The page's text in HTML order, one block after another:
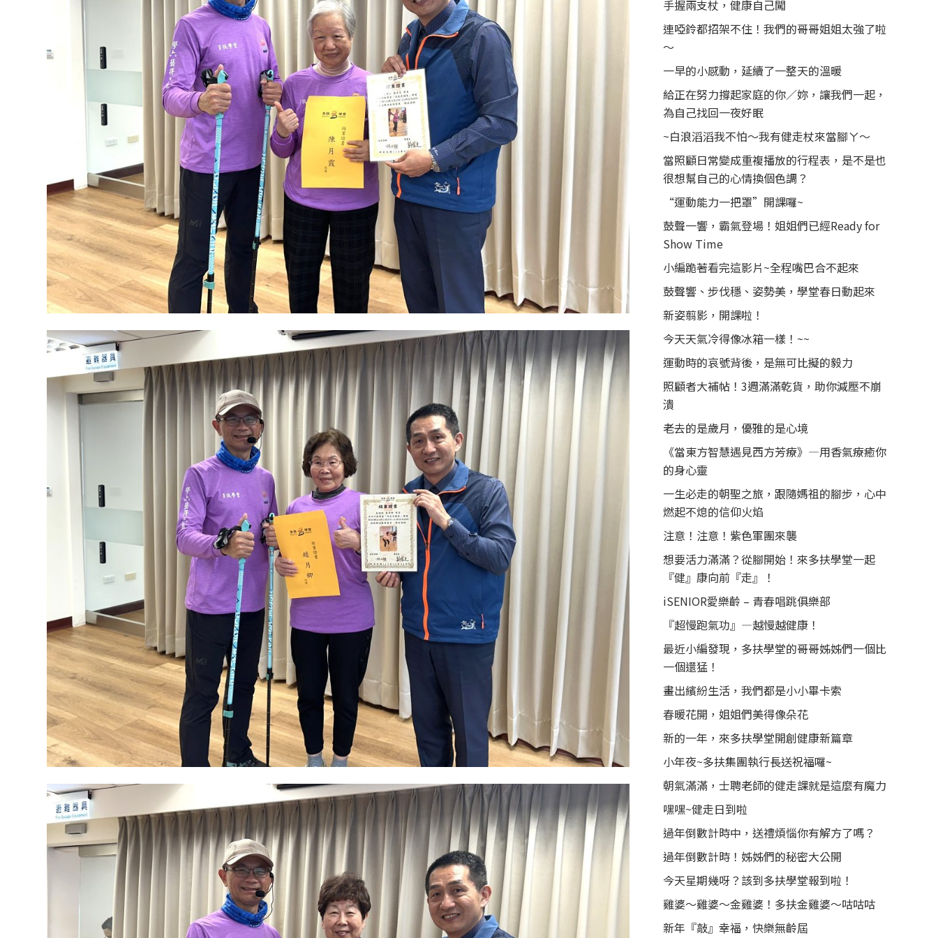
手握兩支杖，健康自己闖
連啞鈴都招架不住！我們的哥哥姐姐太強了啦
～
一早的小感動，延續了一整天的溫暖
給正在努力撐起家庭的你／妳，讓我們一起，
為自己找回一夜好眠
~白浪滔滔我不怕～我有健走杖來當腳ㄚ～
當照顧日常變成重複播放的行程表，是不是也
很想幫自己的心情換個色調？
“運動能力一把罩”開課囉~
鼓聲一響，霸氣登場！姐姐們已經Ready for
Show Time
小編跪著看完這影片~全程嘴巴合不起來
鼓聲響、步伐穩、姿勢美，學堂春日動起來
新姿翦影，開課啦！
今天天氣冷得像冰箱一樣！~~
運動時的哀號背後，是無可比擬的毅力
照顧者大補帖！3週滿滿乾貨，助你減壓不崩
潰
老去的是歲月，優雅的是心境
《當東方智慧遇見西方芳療》—用香氣療癒你
的身心靈
一生必走的朝聖之旅，跟隨媽祖的腳步，心中
燃起不熄的信仰火焰
注意！注意！紫色軍團來襲
想要活力滿滿？從腳開始！來多扶學堂一起
『健』康向前『走』！
iSENIOR愛樂齡 – 青春唱跳俱樂部
『超慢跑氣功』—越慢越健康！
最近小編發現，多扶學堂的哥哥姊姊們一個比
一個還猛！
畫出繽紛生活，我們都是小小畢卡索
春暖花開，姐姐們美得像朵花
新的一年，來多扶學堂開創健康新篇章
小年夜~多扶集團執行長送祝福囉~
朝氣滿滿，士聘老師的健走課就是這麼有魔力
嘿嘿~健走日到啦
過年倒數計時中，送禮煩惱你有解方了嗎？
過年倒數計時！姊姊們的秘密大公開
今天星期幾呀？該到多扶學堂報到啦！
雞婆～雞婆～金雞婆！多扶金雞婆～咕咕咕
新年『敲』幸福，快樂無齡屆